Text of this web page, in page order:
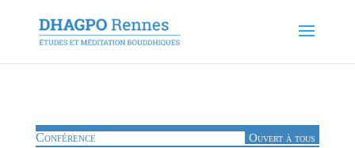
Conférence Ouvert à tous